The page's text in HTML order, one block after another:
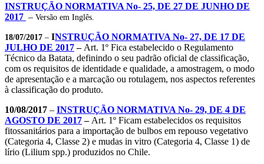
INSTRUÇÃO NORMATIVA No- 25, DE 27 DE JUNHO DE
2017 – Versão em Inglês.
18/07/2017 – INSTRUÇÃO NORMATIVA No- 27, DE 17 DE
JULHO DE 2017– Art. 1º Fica estabelecido o Regulamento
Técnico da Batata, definindo o seu padrão oficial de classificação,
com os requisitos de identidade e qualidade, a amostragem, o modo
de apresentação e a marcação ou rotulagem, nos aspectos referentes
à classificação do produto.
10/08/2017 – INSTRUÇÃO NORMATIVA No- 29, DE 4 DE
AGOSTO DE 2017– Art. 1º Ficam estabelecidos os requisitos
fitossanitários para a importação de bulbos em repouso vegetativo
(Categoria 4, Classe 2) e mudas in vitro (Categoria 4, Classe 1) de
lírio (Lilium spp.) produzidos no Chile.